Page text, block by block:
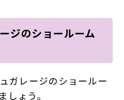
ジのショールーム
ガレージのショールー
しょう。